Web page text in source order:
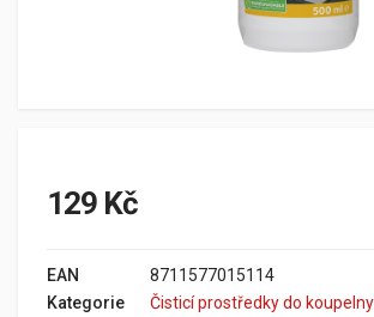
129 Kč
EAN
8711577015114
Kategorie
Čisticí prostředky do